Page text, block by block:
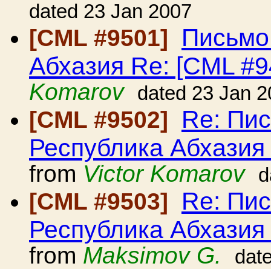
dated 23 Jan 2007
[CML #9501]
Абхазия Re: [CML
Komarov
dated 23 Jan
[CML #9502] Re:
Республика
from Victor Komarov
[CML #9503] Re:
Республика
from Maksimov G.